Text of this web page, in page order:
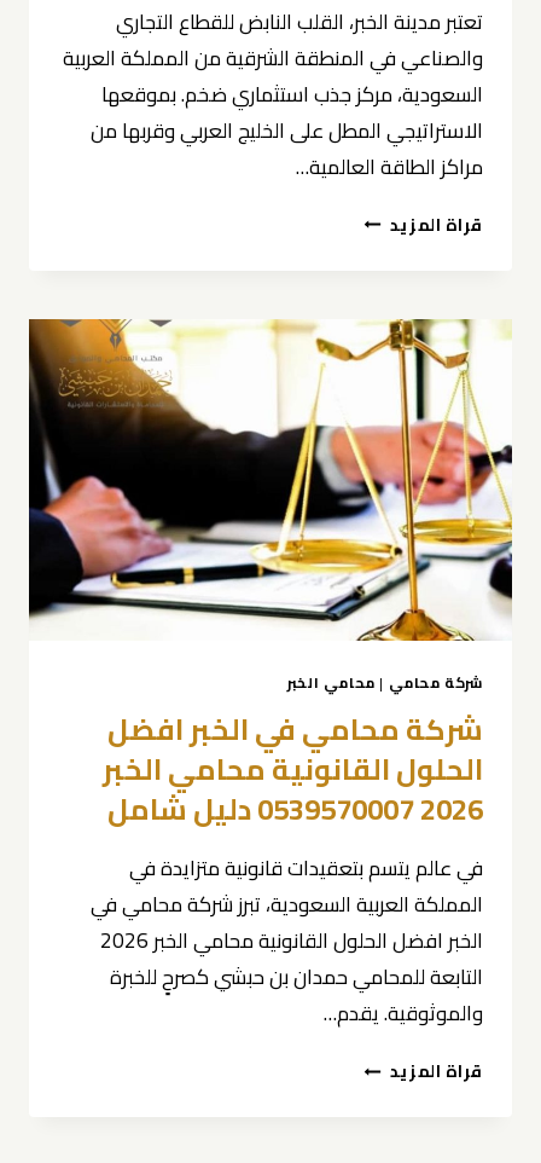
تعتبر مدينة الخبر، القلب النابض للقطاع التجاري
والصناعي في المنطقة الشرقية من المملكة العربية
السعودية، مركز جذب استثماري ضخم. بموقعها
الاستراتيجي المطل على الخليج العربي وقربها من
مراكز الطاقة العالمية…
قراة المزيد استشارات
الخبر
0539570007
شركة محامي | محامي الخبر
شركة محامي في الخبر افضل
الحلول القانونية محامي الخبر
2026 0539570007 دليل شامل
في عالم يتسم بتعقيدات قانونية متزايدة في
المملكة العربية السعودية، تبرز شركة محامي في
الخبر افضل الحلول القانونية محامي الخبر 2026
التابعة للمحامي حمدان بن حبشي كصرحٍ للخبرة
والموثوقية. يقدم…
قراة المزيد شركة